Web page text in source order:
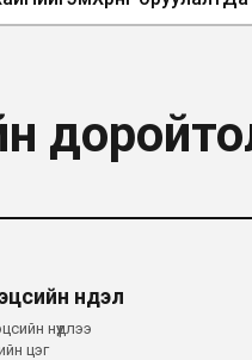
нүүдэл
нүүдлээ
цэг